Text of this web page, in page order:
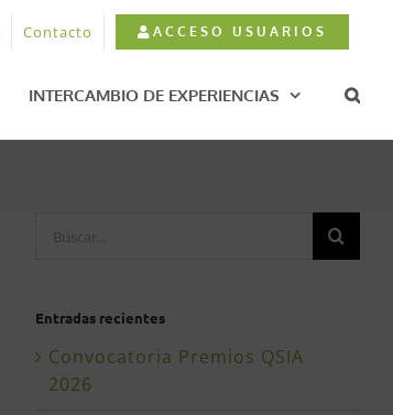
Contacto ACCESO USUARIOS
INTERCAMBIO DE EXPERIENCIAS
Entradas recientes
Convocatoria Premios QSIA
2026